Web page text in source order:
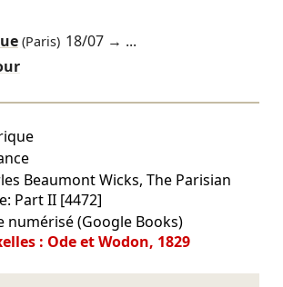
(Paris) 18/07 → ...
Beaumont Wicks, The Parisian
Part II [4472]
numérisé (Google Books)
: Ode et Wodon, 1829